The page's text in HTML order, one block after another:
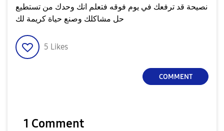
نصيحة قد ترفعك في يوم فوقه فتعلم انك وحدك من تستطيع
5 Likes
COMMENT
1 Comment